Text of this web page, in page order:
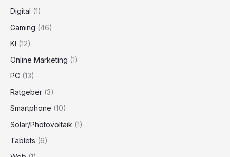
Digital (1)
Gaming (46)
KI (12)
Online Marketing (1)
PC (13)
Ratgeber (3)
Smartphone (10)
Solar/Photovoltaik (1)
Tablets (6)